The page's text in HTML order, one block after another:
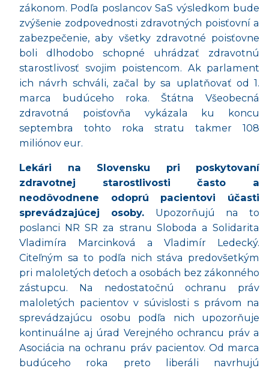
zákonom. Podľa poslancov SaS výsledkom bude
zvýšenie zodpovednosti zdravotných poisťovní a
zabezpečenie, aby všetky zdravotné poisťovne
boli dlhodobo schopné uhrádzať zdravotnú
starostlivosť svojim poistencom. Ak parlament
ich návrh schváli, začal by sa uplatňovať od 1.
marca budúceho roka. Štátna Všeobecná
zdravotná poisťovňa vykázala ku koncu
septembra tohto roka stratu takmer 108
miliónov eur.
Lekári na Slovensku pri poskytovaní
zdravotnej starostlivosti často a
neodôvodnene odoprú pacientovi účasti
sprevádzajúcej osoby. Upozorňujú na to
poslanci NR SR za stranu Sloboda a Solidarita
Vladimíra Marcinková a Vladimír Ledecký.
Citeľným sa to podľa nich stáva predovšetkým
pri maloletých deťoch a osobách bez zá konného
zástupcu. Na nedostatočnú ochranu práv
maloletých pacientov v súvislosti s právom na
sprevádzajúcu osobu podľa nich upozorňuje
kontinuálne aj úrad Verejného ochrancu práv a
Asociácia na ochranu práv pacientov. Od marca
budúceho roka preto liberáli navrhujú